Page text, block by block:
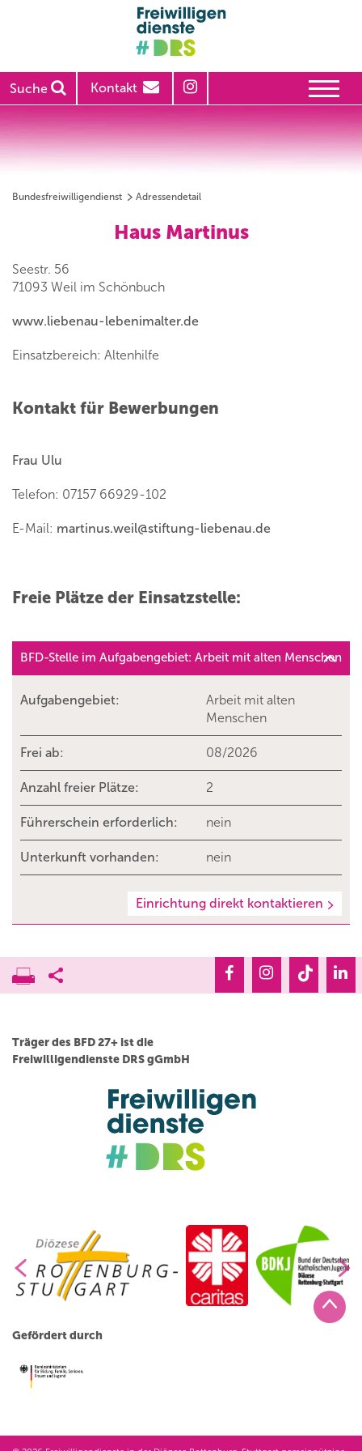
Suche Kontakt
Bundesfreiwilligendienst Adressendetail
Haus Martinus
Seestr. 56
71093 Weil im Schönbuch
www.liebenau-lebenimalter.de
Einsatzbereich: Altenhilfe
Kontakt für Bewerbungen
Frau Ulu
Telefon: 07157 66929-102
E-Mail: martinus.weil@stiftung-liebenau.de
Freie Plätze der Einsatzstelle:
BFD-Stelle im Aufgabengebiet: Arbeit mit alten Menschen
Aufgabengebiet:
Arbeit mit alten
Menschen
Frei ab: 08/2026
Anzahl freier Plätze: 2
Führerschein erforderlich: nein
Unterkunft vorhanden: nein
Einrichtung direkt kontaktieren
Träger des BFD 27+ ist die
Freiwilligendienste DRS gGmbH
Gefördert durch